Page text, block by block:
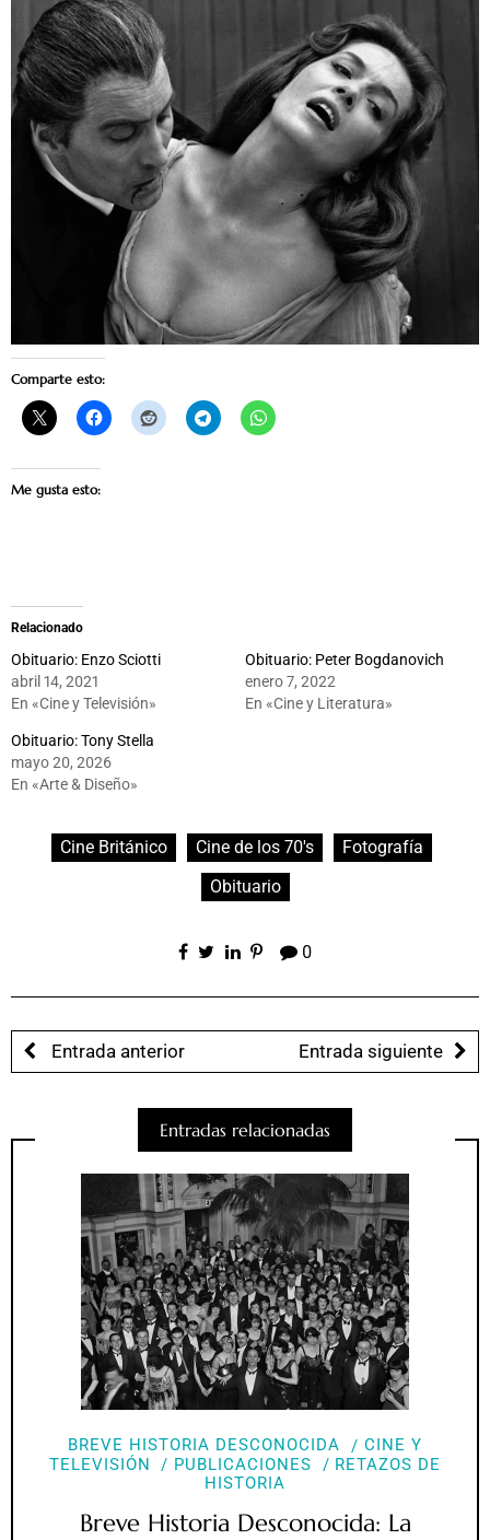
Comparte esto:
Me gusta esto:
Relacionado
Obituario: Enzo Sciotti
abril 14, 2021
En «Cine y Televisión»
Obituario: Peter Bogdanovich
enero 7, 2022
En «Cine y Literatura»
Obituario: Tony Stella
mayo 20, 2026
En «Arte & Diseño»
Cine Británico Cine de los 70's
Fotografía
Obituario
0
Entrada anterior Entrada siguiente
Entradas relacionadas
BREVE HISTORIA DESCONOCIDA
CINE Y
TELEVISIÓN
PUBLICACIONES
RETAZOS DE
HISTORIA
Breve Historia Desconocida: La